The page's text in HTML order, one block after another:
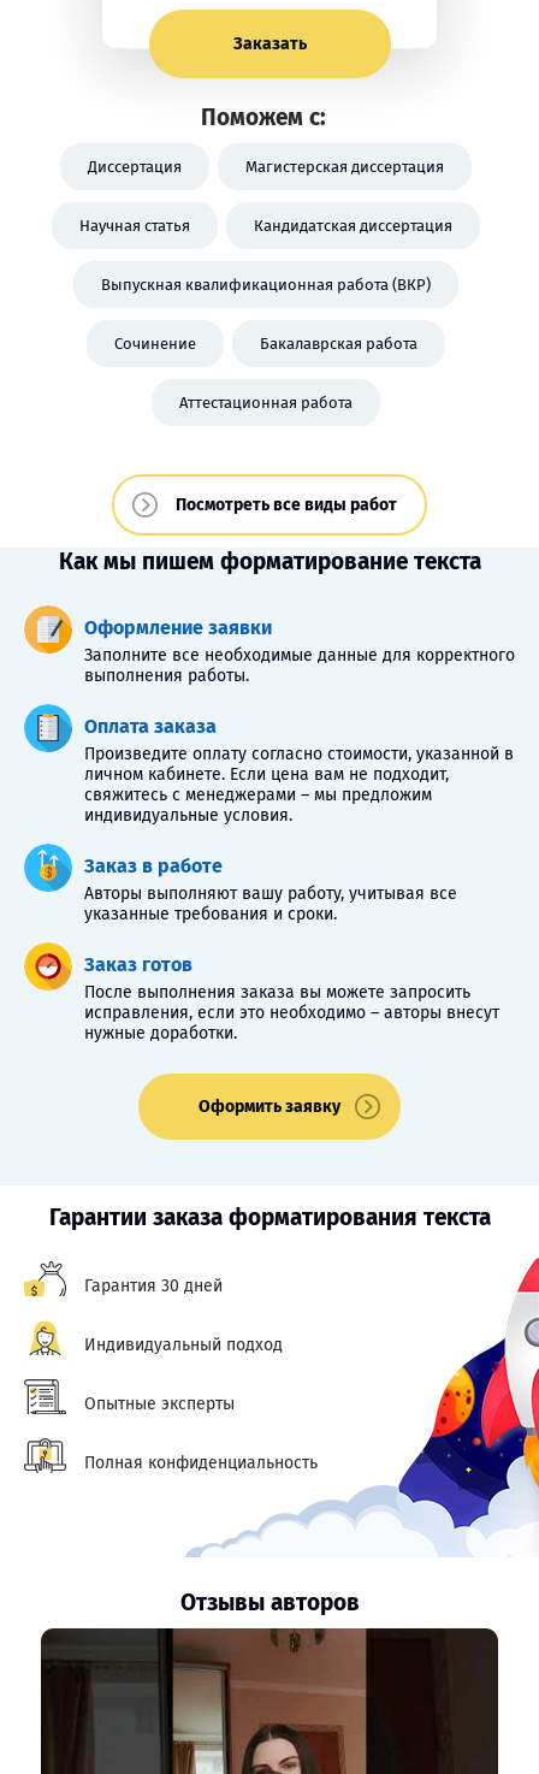
Заказать
Поможем с:
Диссертация Магистерская диссертация
Научная статья Кандидатская диссертация
Выпускная квалификационная работа (ВКР)
Сочинение Бакалаврская работа
Аттестационная работа
Посмотреть все виды работ
Как мы пишем форматирование текста
Оформление заявки
Заполните все необходимые данные для корректного
выполнения работы.
Оплата заказа
Произведите оплату согласно стоимости, указанной в
личном кабинете. Если цена вам не подходит,
свяжитесь с менеджерами – мы предложим
индивидуальные условия.
Заказ в работе
Авторы выполняют вашу работу, учитывая все
указанные требования и сроки.
Заказ готов
После выполнения заказа вы можете запросить
исправления, если это необходимо – авторы внесут
нужные доработки.
Оформить заявку
Гарантии заказа форматирования текста
Гарантия 30 дней
Индивидуальный подход
Опытные эксперты
Полная конфиденциальность
Отзывы авторов